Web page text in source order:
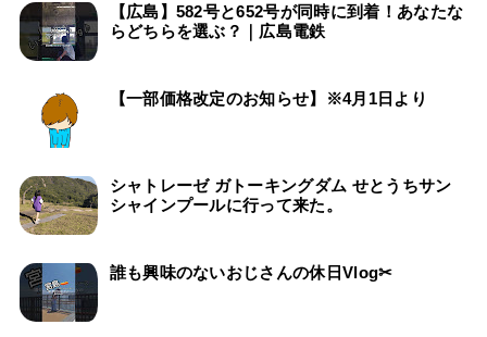
【広島】582号と652号が同時に到着！あなたな
らどちらを選ぶ？｜広島電鉄
【一部価格改定のお知らせ】※4月1日より
シャトレーゼ ガトーキングダム せとうちサン
シャインプールに行って来た。
誰も興味のないおじさんの休日Vlog✂